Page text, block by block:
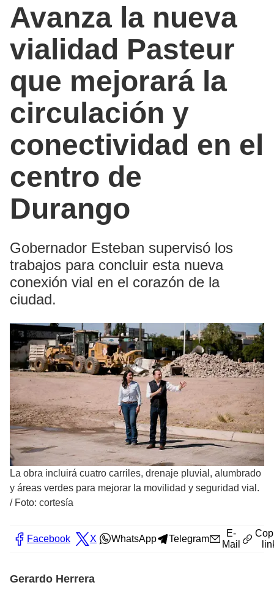
Avanza la nueva
vialidad Pasteur
que mejorará la
circulación y
conectividad en el
centro de
Durango
Gobernador Esteban supervisó los
trabajos para concluir esta nueva
conexión vial en el corazón de la
ciudad.
La obra incluirá cuatro carriles, drenaje pluvial, alumbrado
y áreas verdes para mejorar la movilidad y seguridad vial.
/ Foto: cortesía
Facebook X WhatsApp Telegram
E-
Mail
Gerardo Herrera